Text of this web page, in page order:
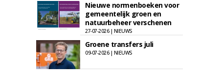
Nieuwe normenboeken voor
gemeentelijk groen en
natuurbeheer verschenen
27-07-2026 | NIEUWS
Groene transfers juli
09-07-2026 | NIEUWS